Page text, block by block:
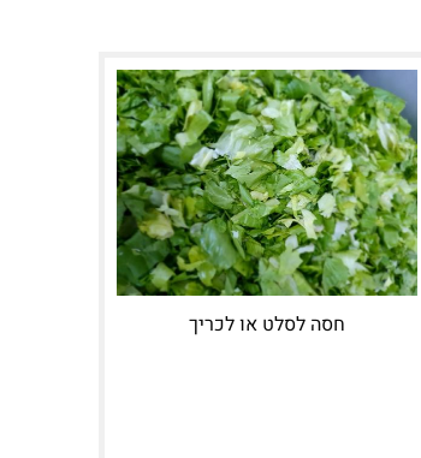
חסה לסלט או לכריך